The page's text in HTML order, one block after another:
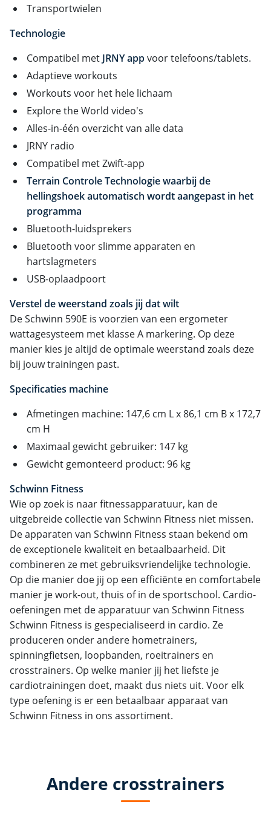
Transportwielen
Technologie
Compatibel met JRNY appvoor telefoons/tablets.
Adaptieve workouts
Workouts voor het hele lichaam
Explore the World video's
Alles-in-één overzicht van alle data
JRNY radio
Compatibel met Zwift-app
Terrain Controle Technologie waarbij de
hellingshoek automatisch wordt aangepast in het
programma
Bluetooth-luidsprekers
Bluetooth voor slimme apparaten en
hartslagmeters
USB-oplaadpoort
Verstel de weerstand zoals jij dat wilt
De Schwinn 590E is voorzien van een ergometer
wattagesysteem met klasse A markering. Op deze
manier kies je altijd de optimale weerstand zoals deze
bij jouw trainingen past.
Specificaties machine
Afmetingen machine: 147,6 cm L x 86,1 cm B x 172,7
cm H
Maximaal gewicht gebruiker: 147 kg
Gewicht gemonteerd product: 96 kg
Schwinn Fitness
Wie op zoek is naar fitnessapparatuur, kan de
uitgebreide collectie van Schwinn Fitness niet missen.
De apparaten van Schwinn Fitness staan bekend om
de exceptionele kwaliteit en betaalbaarheid. Dit
combineren ze met gebruiksvriendelijke technologie.
Op die manier doe jij op een efficiënte en comfortabele
manier je work-out, thuis of in de sportschool. Cardio-
oefeningen met de apparatuur van Schwinn Fitness
Schwinn Fitness is gespecialiseerd in cardio. Ze
produceren onder andere hometrainers,
spinningfietsen, loopbanden, roeitrainers en
crosstrainers. Op welke manier jij het liefste je
cardiotrainingen doet, maakt dus niets uit. Voor elk
type oefening is er een betaalbaar apparaat van
Schwinn Fitness in ons assortiment.
Andere crosstrainers